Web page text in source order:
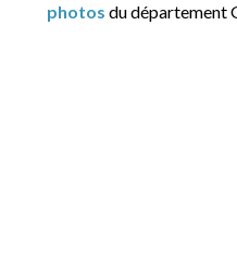
photos du département